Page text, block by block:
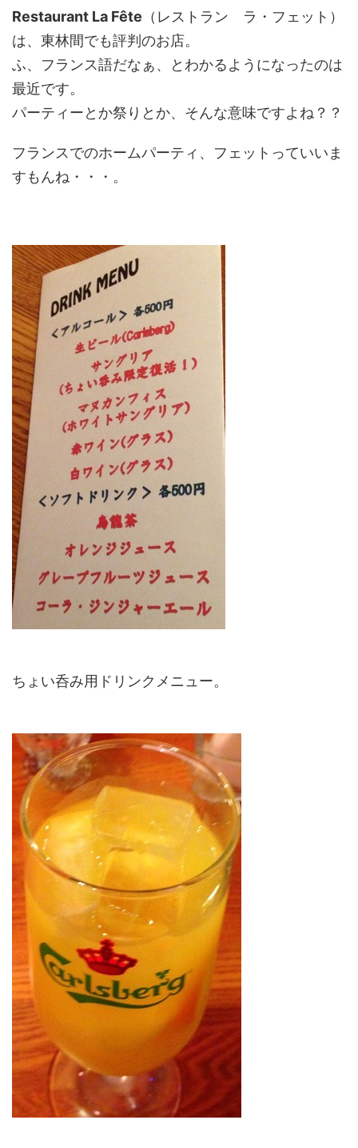
Restaurant La Fête （レストラン ラ・フェット）
は、東林間でも評判のお店。
ふ、フランス語だなぁ、とわかるようになったのは
最近です。
パーティーとか祭りとか、そんな意味ですよね？？
フランスでのホームパーティ、フェットっていいま
すもんね・・・。
ちょい呑み用ドリンクメニュー。